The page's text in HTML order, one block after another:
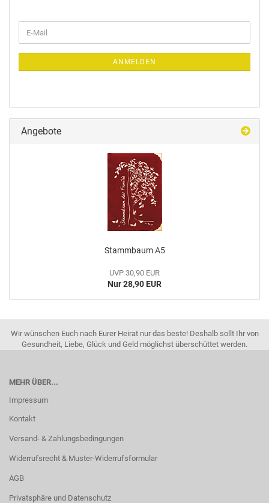
ANMELDEN
Angebote
Stammbaum A5
UVP 30,90 EUR
Nur 28,90 EUR
Wir wünschen Euch nach Eurer Heirat nur das beste! Deshalb sollt Ihr von
Gesundheit, Liebe, Glück und Geld möglichst überschüttet werden.
MEHR ÜBER...
Impressum
Kontakt
Versand- & Zahlungsbedingungen
Widerrufsrecht & Muster-Widerrufsformular
AGB
Privatsphäre und Datenschutz